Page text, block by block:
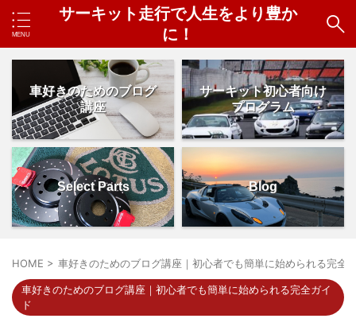
サーキット走行で人生をより豊か
に！
車好きのためのブログ
講座
サーキット初心者向け
プログラム
Select Parts Blog
HOME > 車好きのためのブログ講座｜初心者でも簡単に始められる完全
車好きのためのブログ講座｜初心者でも簡単に始められる完全ガイ
ド